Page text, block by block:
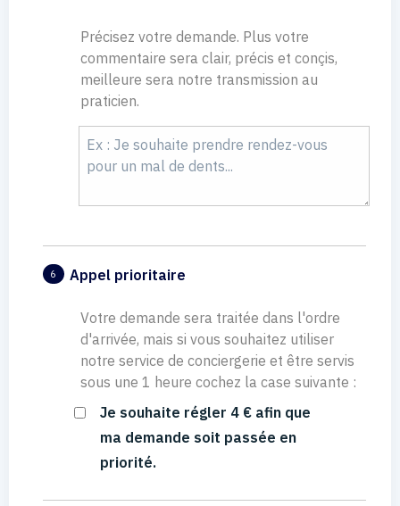
Précisez votre demande. Plus votre
commentaire sera clair, précis et conçis,
meilleure sera notre transmission au
praticien.
6 Appel prioritaire
Votre demande sera traitée dans l'ordre
d'arrivée, mais si vous souhaitez utiliser
notre service de conciergerie et être servis
sous une 1 heure cochez la case suivante :
Je souhaite régler 4 € afin que
ma demande soit passée en
priorité.